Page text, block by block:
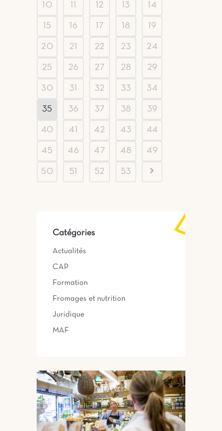
10 12 13 14
15 16 17 18 19
20 21 22 23 24
25 26 27 28 29
30 31 32 33 34
35 36 37 38 39
40 41 42 43 44
45 46 47 48 49
50 51 52 53
Catégories
Actualités
CAP
Formation
Fromages et nutrition
Juridique
MAF